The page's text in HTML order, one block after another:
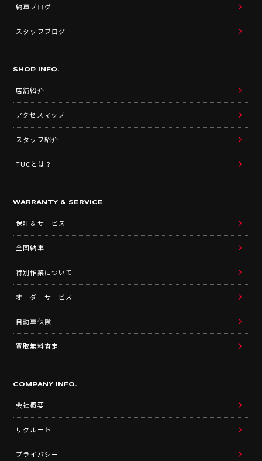
納車ブログ
スタッフブログ
SHOP INFO.
店舗紹介
アクセスマップ
スタッフ紹介
TUCとは？
WARRANTY & SERVICE
保証＆サービス
全国納車
特別作業について
オーダーサービス
自動車保険
買取無料査定
COMPANY INFO.
会社概要
リクルート
プライバシー